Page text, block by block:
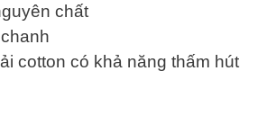
chất
cotton có khả năng thấm hút